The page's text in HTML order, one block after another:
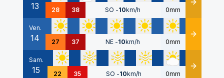
13 28 38 SO -10km/h 0mm Détails
Ven.
14 27 37 NE -10km/h 0mm Détails
Sam.
15 22 35 SO -10km/h 0mm Détails